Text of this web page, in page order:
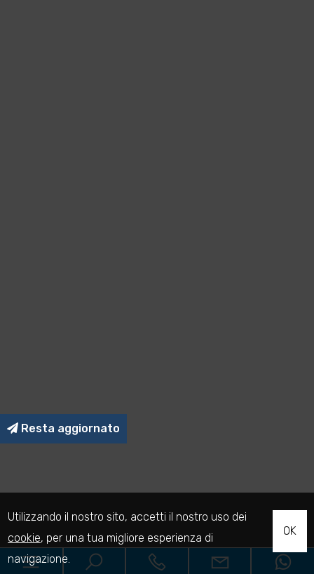
Resta aggiornato
Utilizzando il nostro sito, accetti il nostro uso dei
cookie, per una tua migliore esperienza di
navigazione.
OK